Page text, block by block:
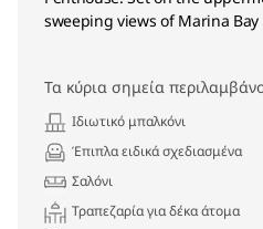
sweeping views of Marina Bay
Τα κύρια σημεία
Ιδιωτικό μπαλκόνι
Έπιπλα ειδικά σχεδιασμένα
Σαλόνι
Τραπεζαρία για δέκα άτομα